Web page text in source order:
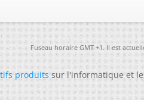
Fuseau horaire GMT +1. Il est
produitssur l'informatique et